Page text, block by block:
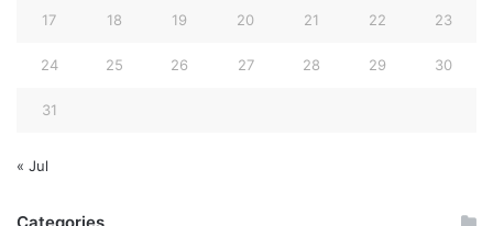
17 18 19 20 21 22 23
24 25 26 27 28 29 30
31
« Jul